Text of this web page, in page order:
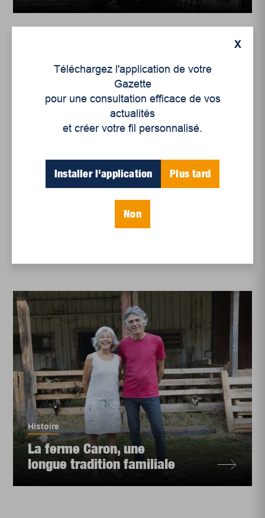
Histoire
Le doux goût sucré des
Histoire
La ferme Caron, une
longue tradition familiale
X
Téléchargez l'application de votre
Gazette
pour une consultation efficace de vos
actualités
et créer votre fil personnalisé.
Installer l'application Plus tard
Non